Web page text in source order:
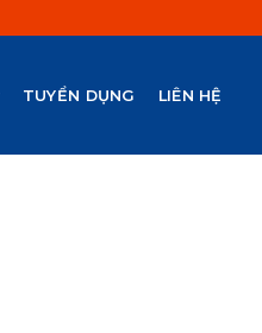
TUYỂN DỤNG LIÊN HỆ